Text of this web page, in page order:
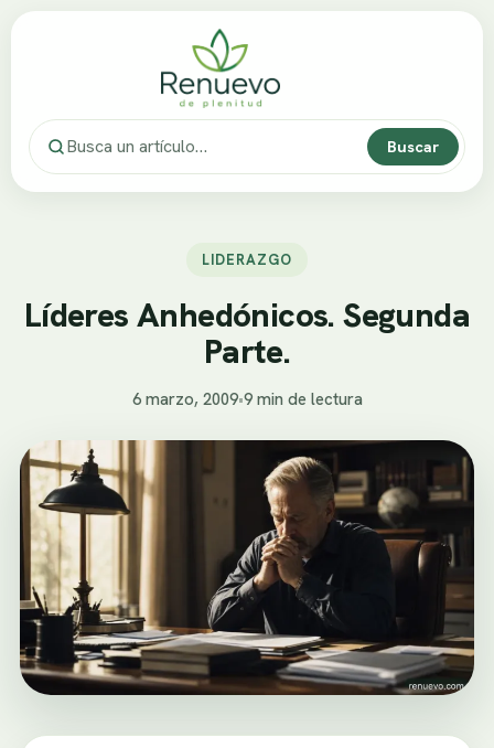
Buscar
LIDERAZGO
Líderes Anhedónicos. Segunda
Parte.
6 marzo, 2009•9 min de lectura